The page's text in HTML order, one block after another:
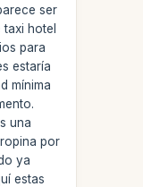
ser
taxi hotel
para
estaría
mínima
una
por
ya
estas